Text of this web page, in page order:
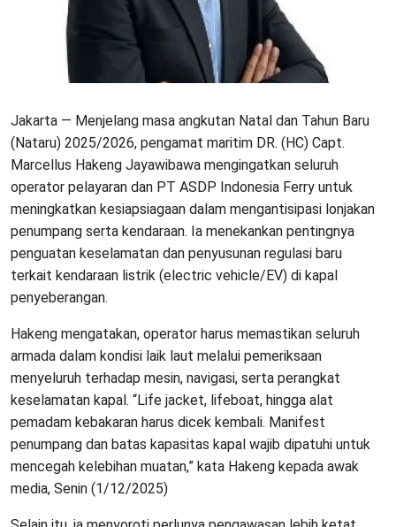
Jakarta — Menjelang masa angkutan Natal dan Tahun Baru
(Nataru) 2025/2026, pengamat maritim DR. (HC) Capt.
Marcellus Hakeng Jayawibawa mengingatkan seluruh
operator pelayaran dan PT ASDP Indonesia Ferry untuk
meningkatkan kesiapsiagaan dalam mengantisipasi lonjakan
penumpang serta kendaraan. Ia menekankan pentingnya
penguatan keselamatan dan penyusunan regulasi baru
terkait kendaraan listrik (electric vehicle/EV) di kapal
penyeberangan.
Hakeng mengatakan, operator harus memastikan seluruh
armada dalam kondisi laik laut melalui pemeriksaan
menyeluruh terhadap mesin, navigasi, serta perangkat
keselamatan kapal. “Life jacket, lifeboat, hingga alat
pemadam kebakaran harus dicek kembali. Manifest
penumpang dan batas kapasitas kapal wajib dipatuhi untuk
mencegah kelebihan muatan,” kata Hakeng kepada awak
media, Senin (1/12/2025)